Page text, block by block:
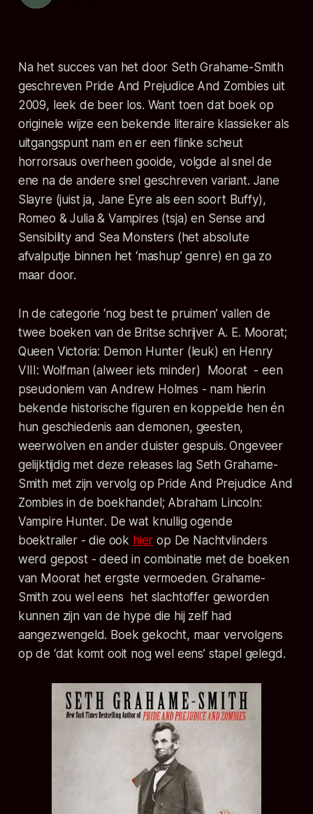
Na het succes van het door Seth Grahame-Smith
geschreven Pride And Prejudice And Zombies uit
2009, leek de beer los. Want toen dat boek op
originele wijze een bekende literaire klassieker als
uitgangspunt nam en er een flinke scheut
horrorsaus overheen gooide, volgde al snel de
ene na de andere snel geschreven variant. Jane
Slayre (juist ja, Jane Eyre als een soort Buffy),
Romeo & Julia & Vampires (tsja) en Sense and
Sensibility and Sea Monsters (het absolute
afvalputje binnen het ‘mashup’ genre) en ga zo
maar door.
In de categorie ‘nog best te pruimen’ vallen de
twee boeken van de Britse schrijver A. E. Moorat;
Queen Victoria: Demon Hunter(leuk) en Henry
VIII: Wolfman(alweer iets minder) Moorat - een
pseudoniem van Andrew Holmes - nam hierin
bekende historische figuren en koppelde hen én
hun geschiedenis aan demonen, geesten,
weerwolven en ander duister gespuis. Ongeveer
gelijktijdig met deze releases lag Seth Grahame-
Smith met zijn vervolg op Pride And Prejudice And
Zombiesin de boekhandel; Abraham Lincoln:
Vampire Hunter. De wat knullig ogende
boektrailer - die ook hier op De Nachtvlinders
werd gepost - deed in combinatie met de boeken
van Moorat het ergste vermoeden. Grahame-
Smith zou wel eens het slachtoffer geworden
kunnen zijn van de hype die hij zelf had
aangezwengeld. Boek gekocht, maar vervolgens
op de ‘dat komt ooit nog wel eens’ stapel gelegd.